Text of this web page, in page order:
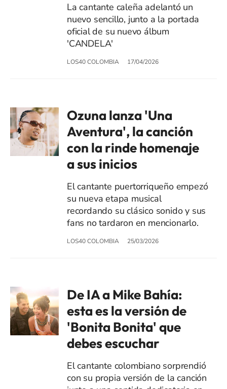
La cantante caleña adelantó un
nuevo sencillo, junto a la portada
oficial de su nuevo álbum
'CANDELA'
LOS40 COLOMBIA 17/04/2026
Ozuna lanza 'Una
Aventura', la canción
con la rinde homenaje
a sus inicios
El cantante puertorriqueño empezó
su nueva etapa musical
recordando su clásico sonido y sus
fans no tardaron en mencionarlo.
LOS40 COLOMBIA 25/03/2026
De IA a Mike Bahía:
esta es la versión de
'Bonita Bonita' que
debes escuchar
El cantante colombiano sorprendió
con su propia versión de la canción